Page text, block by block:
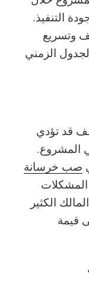
التنفيذ.
وتسريع
الزمني
قد تؤدي
المشروع.
صب خرسانة
الكثير
قيمة